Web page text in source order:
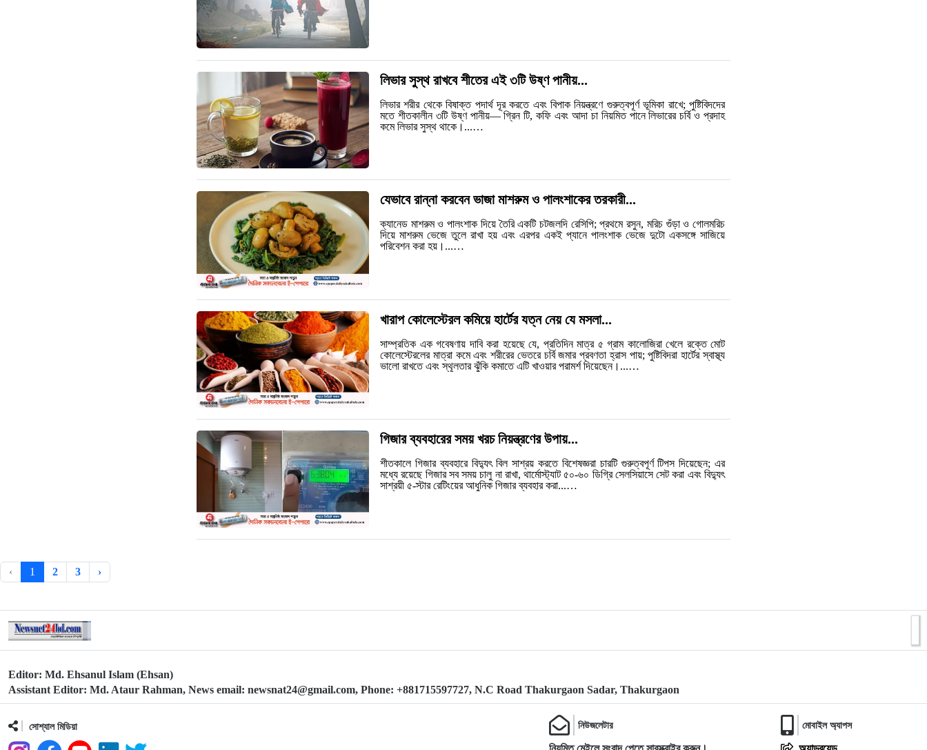
লিভার সুস্থ রাখবে শীতের এই ৩টি উষ্ণ পানীয়...
লিভার শরীর থেকে বিষাক্ত পদার্থ দূর করতে এবং বিপাক নিয়ন্ত্রণে গুরুত্বপূর্ণ ভূমিকা রাখে; পুষ্টিবিদদের
মতে শীতকালীন ৩টি উষ্ণ পানীয়— গ্রিন টি, কফি এবং আদা চা নিয়মিত পানে লিভারের চর্বি ও প্রদাহ
কমে লিভার সুস্থ থাকে।...…
যেভাবে রান্না করবেন ভাজা মাশরুম ও পালংশাকের তরকারী...
ক্যানেড মাশরুম ও পালংশাক দিয়ে তৈরি একটি চটজলদি রেসিপি; প্রথমে রসুন, মরিচ গুঁড়া ও গোলমরিচ
দিয়ে মাশরুম ভেজে তুলে রাখা হয় এবং এরপর একই প্যানে পালংশাক ভেজে দুটো একসঙ্গে সাজিয়ে
পরিবেশন করা হয়।...…
খারাপ কোলেস্টেরল কমিয়ে হার্টের যত্ন নেয় যে মসলা...
সাম্প্রতিক এক গবেষণায় দাবি করা হয়েছে যে, প্রতিদিন মাত্র ৫ গ্রাম কালোজিরা খেলে রক্তে মোট
কোলেস্টেরলের মাত্রা কমে এবং শরীরের ভেতরে চর্বি জমার প্রবণতা হ্রাস পায়; পুষ্টিবিদরা হার্টের স্বাস্থ্য
ভালো রাখতে এবং স্থূলতার ঝুঁকি কমাতে এটি খাওয়ার পরামর্শ দিয়েছেন।...…
গিজার ব্যবহারের সময় খরচ নিয়ন্ত্রণের উপায়...
শীতকালে গিজার ব্যবহারে বিদ্যুৎ বিল সাশ্রয় করতে বিশেষজ্ঞরা চারটি গুরুত্বপূর্ণ টিপস দিয়েছেন; এর
মধ্যে রয়েছে গিজার সব সময় চালু না রাখা, থার্মোস্ট্যাট ৫০-৬০ ডিগ্রি সেলসিয়াসে সেট করা এবং বিদ্যুৎ
সাশ্রয়ী ৫-স্টার রেটিংয়ের আধুনিক গিজার ব্যবহার করা...…
‹ 1 2 3 ›
Editor: Md. Ehsanul Islam (Ehsan)
Assistant Editor: Md. Ataur Rahman, News email: newsnat24@gmail.com, Phone: +881715597727, N.C Road Thakurgaon Sadar, Thakurgaon
সোশ্যাল মিডিয়া নিউজলেটার মোবাইল অ্যাপস